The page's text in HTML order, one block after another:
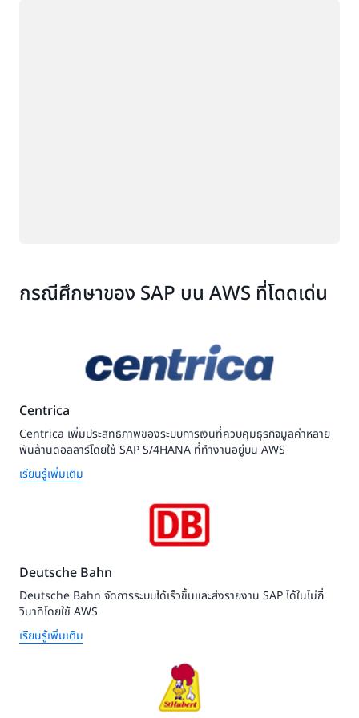
กรณีศึกษาของ SAP บน AWS ที่โดดเด่น
Centrica
Centrica เพิ่มประสิทธิภาพของระบบการเงินที่ควบคุมธุรกิจมูลค่าหลาย
พันล้านดอลลาร์โดยใช้ SAP S/4HANA ที่ทำงานอยู่บน AWS
เรียนรู้เพิ่มเติม
Deutsche Bahn
Deutsche Bahn จัดการระบบได้เร็วขึ้นและส่งรายงาน SAP ได้ในไม่กี่
วินาทีโดยใช้ AWS
เรียนรู้เพิ่มเติม